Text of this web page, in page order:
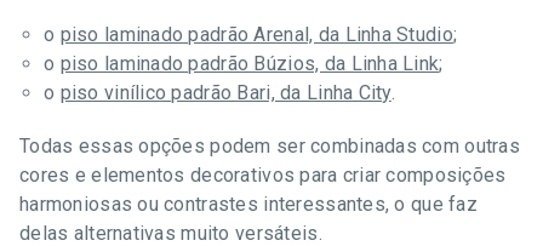
o piso laminado padrão Arenal, da Linha Studio;
o piso laminado padrão Búzios, da Linha Link;
o piso vinílico padrão Bari, da Linha City.
Todas essas opções podem ser combinadas com outras
cores e elementos decorativos para criar composições
harmoniosas ou contrastes interessantes, o que faz
delas alternativas muito versáteis.